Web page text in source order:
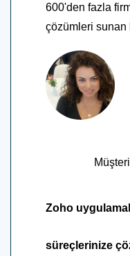
600'den fazla
çözümleri sunan
Zoho
süreçlerinize